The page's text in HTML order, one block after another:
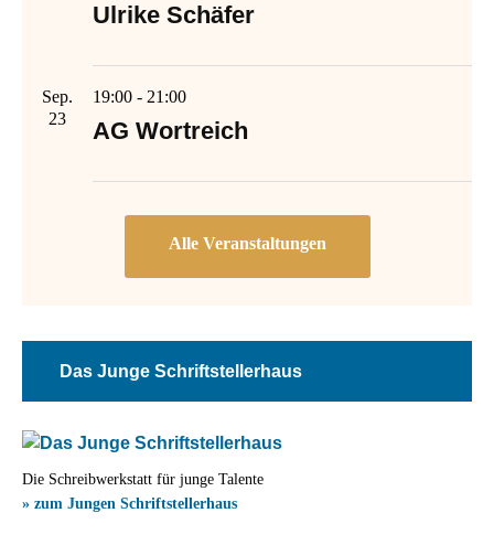
Ulrike Schäfer
Sep.
23
19:00 - 21:00
AG Wortreich
Das Junge Schriftstellerhaus
Die Schreibwerkstatt für junge Talente
» zum Jungen Schriftstellerhaus